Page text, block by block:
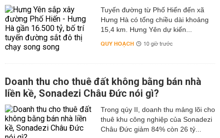
Tuyến đường từ Phố Hiến đến xã
Hưng Hà có tổng chiều dài khoảng
15,4 km. Hưng Yên dự kiến...
QUY HOẠCH 10 giờ trước
Doanh thu cho thuê đất không bằng bán nhà
liền kề, Sonadezi Châu Đức nói gì?
Trong qúy II, doanh thu mảng lõi cho
thuê khu công nghiệp của Sonadezi
Châu Đức giảm 84% còn 26 tỷ...